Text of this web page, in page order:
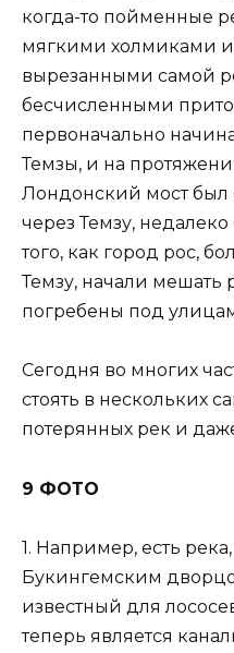
когда-то пойменные
мягкими холмиками
вырезанными самой
бесчисленными
первоначально
Темзы, и на
Лондонский мост
через Темзу,
того, как город рос,
Темзу, начали мешать
погребены под
Сегодня во многих
стоять в нескольких
потерянных рек и
9 ФОТО
1. Например, есть
Букингемским
известный для
теперь является